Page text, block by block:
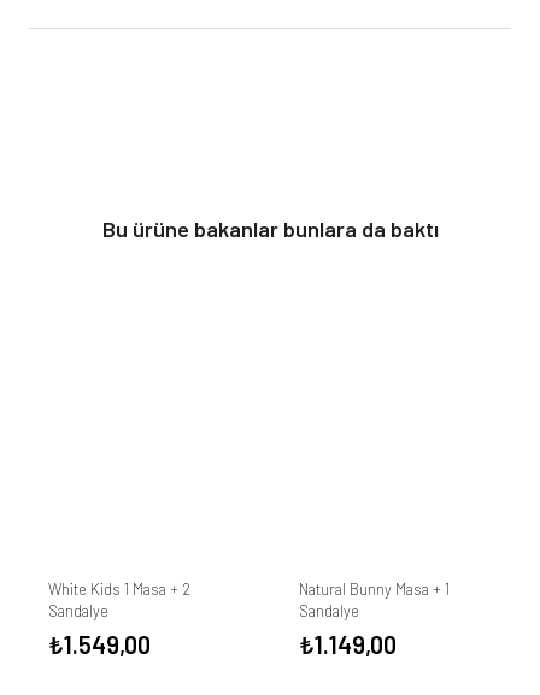
Bu ürüne bakanlar bunlara da baktı
White Kids 1 Masa + 2
Sandalye
₺1.549,00
Natural Bunny Masa + 1
Sandalye
₺1.149,00